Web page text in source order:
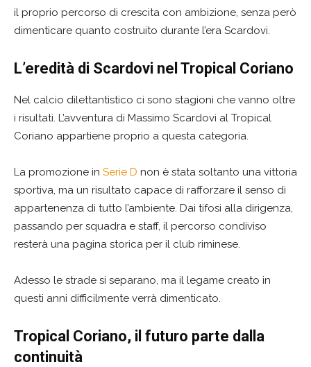
il proprio percorso di crescita con ambizione, senza però
dimenticare quanto costruito durante l’era Scardovi.
L’eredità di Scardovi nel Tropical Coriano
Nel calcio dilettantistico ci sono stagioni che vanno oltre
i risultati. L’avventura di Massimo Scardovi al Tropical
Coriano appartiene proprio a questa categoria.
La promozione in Serie D non è stata soltanto una vittoria
sportiva, ma un risultato capace di rafforzare il senso di
appartenenza di tutto l’ambiente. Dai tifosi alla dirigenza,
passando per squadra e staff, il percorso condiviso
resterà una pagina storica per il club riminese.
Adesso le strade si separano, ma il legame creato in
questi anni difficilmente verrà dimenticato.
Tropical Coriano, il futuro parte dalla
continuità